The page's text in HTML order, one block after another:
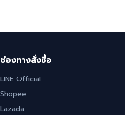
ช่องทางสั่งซื้อ
LINE Official
Shopee
Lazada